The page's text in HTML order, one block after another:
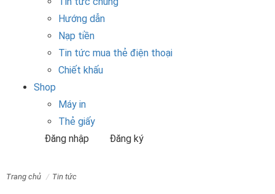
Hướng dẫn
Nạp tiền
Tin tức mua thẻ điện thoại
Chiết khấu
Shop
Máy in
Thẻ giấy
Đăng nhập
Đăng ký
Trang chủ Tin tức